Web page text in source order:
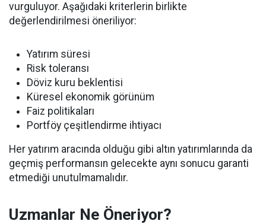
vurguluyor. Aşağıdaki kriterlerin birlikte
değerlendirilmesi öneriliyor:
Yatırım süresi
Risk toleransı
Döviz kuru beklentisi
Küresel ekonomik görünüm
Faiz politikaları
Portföy çeşitlendirme ihtiyacı
Her yatırım aracında olduğu gibi altın yatırımlarında da
geçmiş performansın gelecekte aynı sonucu garanti
etmediği unutulmamalıdır.
Uzmanlar Ne Öneriyor?